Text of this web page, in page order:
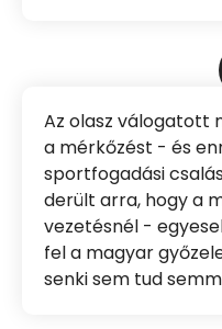
Az olasz válogatott
a mérkőzést - és
sportfogadási
derült arra, hogy a
vezetésnél -
fel a magyar
senki sem tud